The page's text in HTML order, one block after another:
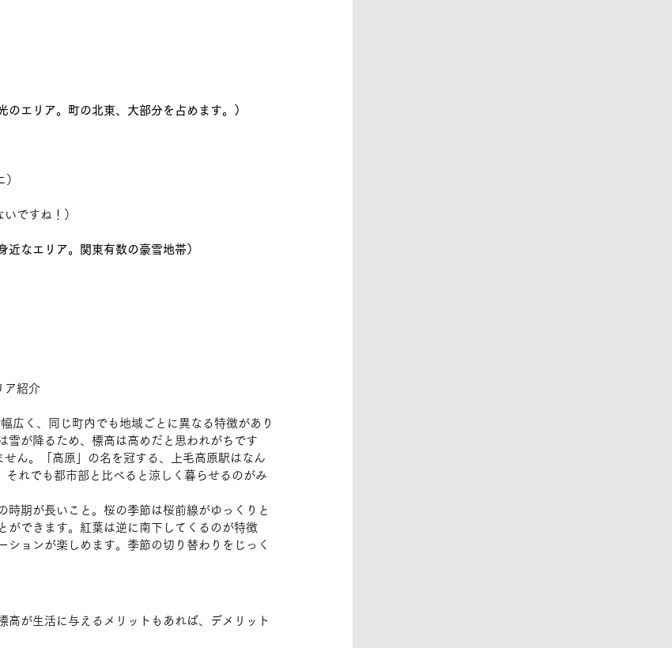
エリア。町の北東、大部分を占めます。）
ですね！）
なエリア。関東有数の豪雪地帯）
ア紹介
広く、同じ町内でも地域ごとに異なる特徴があり
雪が降るため、標高は高めだと思われがちです
ん。「高原」の名を冠する、上毛高原駅はなん
れでも都市部と比べると涼しく暮らせるのがみ
時期が長いこと。桜の季節は桜前線がゆっくりと
ができます。紅葉は逆に南下してくるのが特徴
ョンが楽しめます。季節の切り替わりをじっく
が生活に与えるメリットもあれば、デメリット